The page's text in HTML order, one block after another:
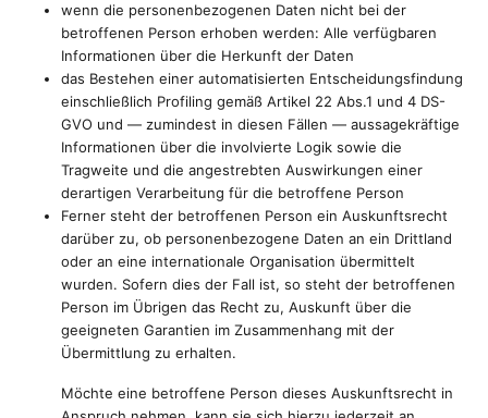
wenn die personenbezogenen Daten nicht bei der
betroffenen Person erhoben werden: Alle verfügbaren
Informationen über die Herkunft der Daten
das Bestehen einer automatisierten Entscheidungsfindung
einschließlich Profiling gemäß Artikel 22 Abs.1 und 4 DS-
GVO und — zumindest in diesen Fällen — aussagekräftige
Informationen über die involvierte Logik sowie die
Tragweite und die angestrebten Auswirkungen einer
derartigen Verarbeitung für die betroffene Person
Ferner steht der betroffenen Person ein Auskunftsrecht
darüber zu, ob personenbezogene Daten an ein Drittland
oder an eine internationale Organisation übermittelt
wurden. Sofern dies der Fall ist, so steht der betroffenen
Person im Übrigen das Recht zu, Auskunft über die
geeigneten Garantien im Zusammenhang mit der
Übermittlung zu erhalten.
Möchte eine betroffene Person dieses Auskunftsrecht in